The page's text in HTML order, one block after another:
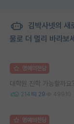
김박사넷의 새
물로 더 멀리 바라보
명예의전당
214 29 49910
명예의전당